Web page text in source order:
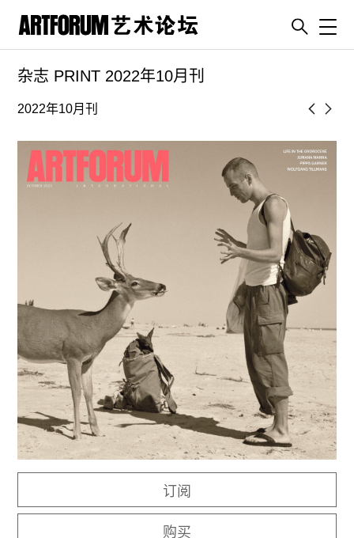
artguide
新闻
杂志
专栏
ART & EDUCATION
广告
订阅
往期内容
联系我们
关注我们
杂志 PRINT 2022年10月刊
2022年10月刊
订阅
购买